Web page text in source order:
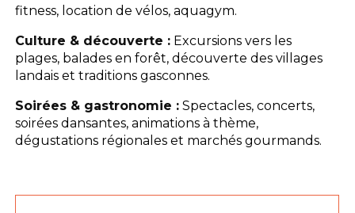
fitness, location de vélos, aquagym.
Culture & découverte : Excursions vers les
plages, balades en forêt, découverte des villages
landais et traditions gasconnes.
Soirées & gastronomie : Spectacles, concerts,
soirées dansantes, animations à thème,
dégustations régionales et marchés gourmands.